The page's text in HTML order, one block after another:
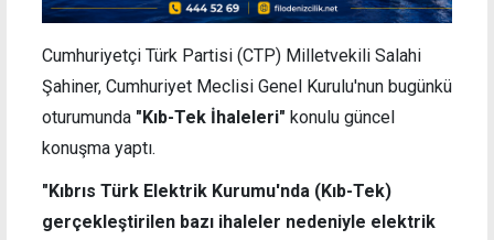
Cumhuriyetçi Türk Partisi (CTP) Milletvekili Salahi
Şahiner, Cumhuriyet Meclisi Genel Kurulu'nun bugünkü
oturumunda "Kıb-Tek İhaleleri" konulu güncel
konuşma yaptı.
"Kıbrıs Türk Elektrik Kurumu'nda (Kıb-Tek)
gerçekleştirilen bazı ihaleler nedeniyle elektrik